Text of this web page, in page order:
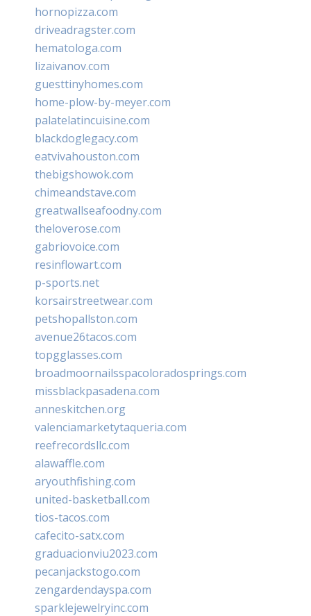
hornopizza.com
driveadragster.com
hematologa.com
lizaivanov.com
guesttinyhomes.com
home-plow-by-meyer.com
palatelatincuisine.com
blackdoglegacy.com
eatvivahouston.com
thebigshowok.com
chimeandstave.com
greatwallseafoodny.com
theloverose.com
gabriovoice.com
resinflowart.com
p-sports.net
korsairstreetwear.com
petshopallston.com
avenue26tacos.com
topgglasses.com
broadmoornailsspacoloradosprings.com
missblackpasadena.com
anneskitchen.org
valenciamarketytaqueria.com
reefrecordsllc.com
alawaffle.com
aryouthfishing.com
united-basketball.com
tios-tacos.com
cafecito-satx.com
graduacionviu2023.com
pecanjackstogo.com
zengardendayspa.com
sparklejewelryinc.com